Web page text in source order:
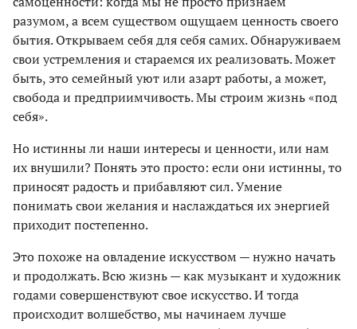
разумом, а всем существом ощущаем ценность своего
бытия. Открываем себя для себя самих. Обнаруживаем
свои устремления и стараемся их реализовать. Может
быть, это семейный уют или азарт работы, а может,
свобода и предприимчивость. Мы строим жизнь «под
себя».
Но истинны ли наши интересы и ценности, или нам
их внушили? Понять это просто: если они истинны, то
приносят радость и прибавляют сил. Умение
понимать свои желания и наслаждаться их энергией
приходит постепенно.
Это похоже на овладение искусством — нужно начать
и продолжать. Всю жизнь — как музыкант и художник
годами совершенствуют свое искусство. И тогда
происходит волшебство, мы начинаем лучше